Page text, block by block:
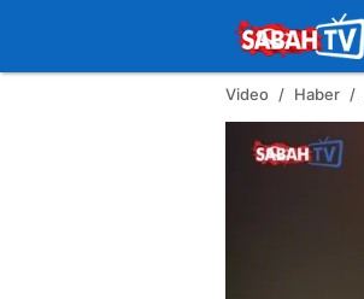
Video Haber